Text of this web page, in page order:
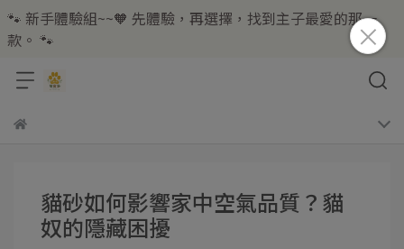
🐾 新手體驗組~~🧡 先體驗，再選擇，找到主子最愛的那一
款。 🐾
貓砂如何影響家中空氣品質？貓
奴的隱藏困擾